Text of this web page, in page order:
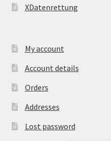
XDatenrettung
My account
Account details
Orders
Addresses
Lost password